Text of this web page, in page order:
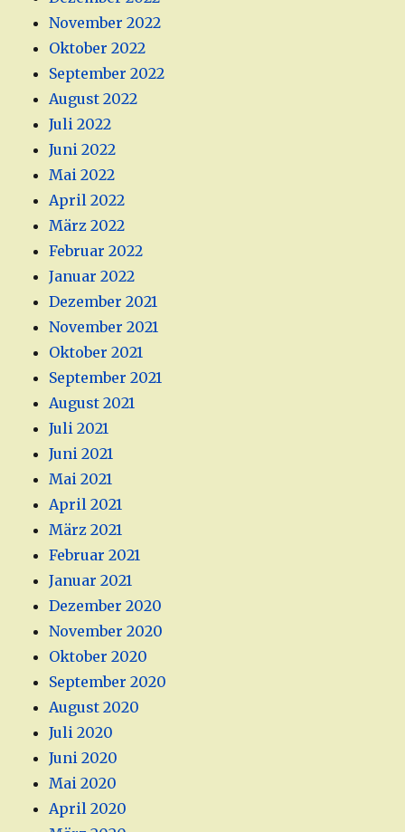
November 2022
Oktober 2022
September 2022
August 2022
Juli 2022
Juni 2022
Mai 2022
April 2022
März 2022
Februar 2022
Januar 2022
Dezember 2021
November 2021
Oktober 2021
September 2021
August 2021
Juli 2021
Juni 2021
Mai 2021
April 2021
März 2021
Februar 2021
Januar 2021
Dezember 2020
November 2020
Oktober 2020
September 2020
August 2020
Juli 2020
Juni 2020
Mai 2020
April 2020